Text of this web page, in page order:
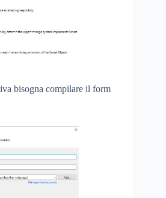
bisogna compilare il form